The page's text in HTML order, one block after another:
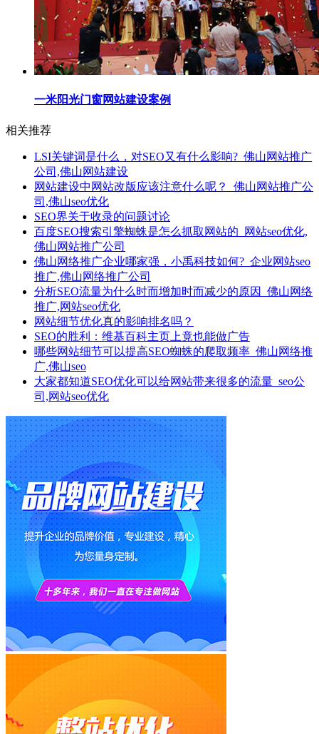
一米阳光门窗网站建设案例
相关推荐
LSI关键词是什么，对SEO又有什么影响?_佛山网站推广
公司,佛山网站建设
网站建设中网站改版应该注意什么呢？_佛山网站推广公
司,佛山seo优化
SEO界关于收录的问题讨论
百度SEO搜索引擎蜘蛛是怎么抓取网站的_网站seo优化,
佛山网站推广公司
佛山网络推广企业哪家强，小禹科技如何?_企业网站seo
推广,佛山网络推广公司
分析SEO流量为什么时而增加时而减少的原因_佛山网络
推广,网站seo优化
网站细节优化真的影响排名吗？
SEO的胜利：维基百科主页上竟也能做广告
哪些网站细节可以提高SEO蜘蛛的爬取频率_佛山网络推
广,佛山seo
大家都知道SEO优化可以给网站带来很多的流量_seo公
司,网站seo优化